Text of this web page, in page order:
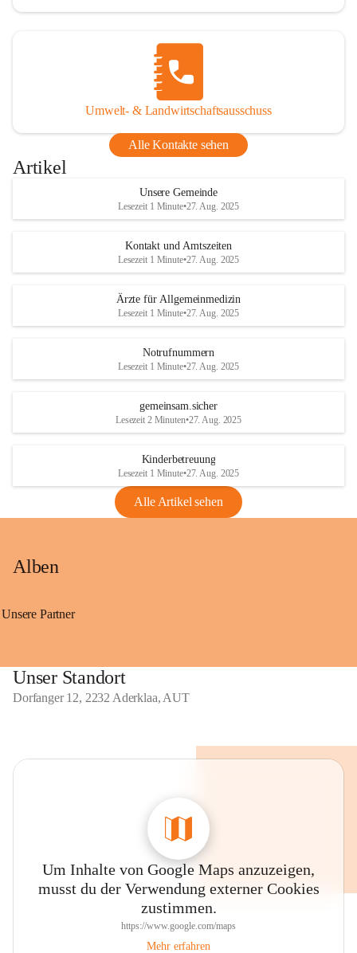
Umwelt- & Landwirtschaftsausschuss
Alle Kontakte sehen
Artikel
Unsere Gemeinde
Lesezeit 1 Minute•27. Aug. 2025
Kontakt und Amtszeiten
Lesezeit 1 Minute•27. Aug. 2025
Ärzte für Allgemeinmedizin
Lesezeit 1 Minute•27. Aug. 2025
Notrufnummern
Lesezeit 1 Minute•27. Aug. 2025
gemeinsam.sicher
Lesezeit 2 Minuten•27. Aug. 2025
Kinderbetreuung
Lesezeit 1 Minute•27. Aug. 2025
Alle Artikel sehen
Alben
Unsere Partner
Unser Standort
Dorfanger 12, 2232 Aderklaa, AUT
Um Inhalte von Google Maps anzuzeigen,
musst du der Verwendung externer Cookies
zustimmen.
https://www.google.com/maps
Mehr erfahren